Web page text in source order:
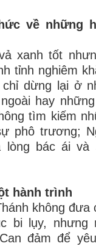
về những
xanh tốt
tỉnh nghiêm
dừng lại ở
hay
tìm kiếm
phô trương;
lòng bác ái và
hành trình
không đưa
bi lụy, nhưng
đảm để